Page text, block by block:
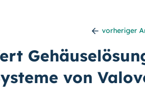
vorheriger
von